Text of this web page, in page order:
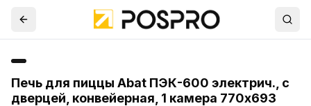
Печь для пиццы Abat ПЭК-600 электрич., с
дверцей, конвейерная, 1 камера 770x693